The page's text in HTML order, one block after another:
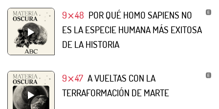
9⨯48 POR QUÉ HOMO SAPIENS NO
ES LA ESPECIE HUMANA MÁS EXITOSA
DE LA HISTORIA
9⨯47 A VUELTAS CON LA
TERRAFORMACIÓN DE MARTE